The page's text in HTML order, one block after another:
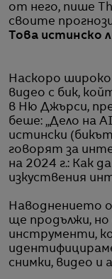
от него, пише
своите
Това истинско
Наскоро широко
видео с бик,
в Ню Джърси,
беше: „Дело на
истински
говорят за
на 2024 г.: Как
изкуствения
Наводнението
ще продължи,
инструменти,
снимки, видео и